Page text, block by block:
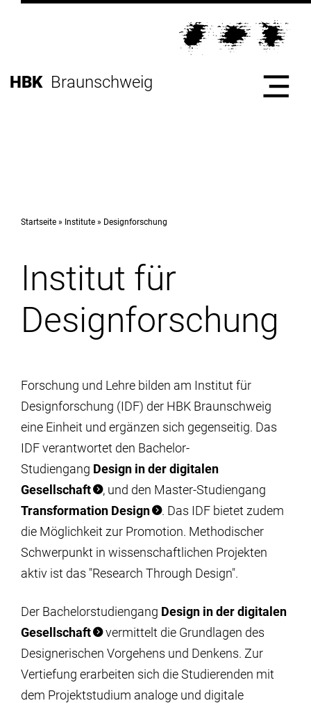
Inhalt
zur
Direkt
HBK Braunschweig
Hochschule
Studium
Institute
Infrastruktur
Aktuelles
meinstudium
Startseite Institute Designforschung
Institut für
Designforschung
Forschung und Lehre bilden am Institut für
Designforschung (IDF) der HBK Braunschweig
eine Einheit und ergänzen sich gegenseitig. Das
IDF verantwortet den Bachelor-
Studiengang Design in der digitalen
Gesellschaft
, und den Master-Studiengang
Transformation Design
. Das IDF bietet zudem
die Möglichkeit zur Promotion. Methodischer
Schwerpunkt in wissenschaftlichen Projekten
aktiv ist das "Research Through Design".
Der Bachelorstudiengang Design in der digitalen
Gesellschaft
vermittelt die Grundlagen des
Designerischen Vorgehens und Denkens. Zur
Vertiefung erarbeiten sich die Studierenden mit
dem Projektstudium analoge und digitale